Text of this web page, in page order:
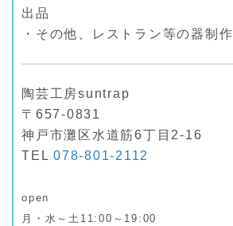
出品
・その他、レストラン等の器制作
陶芸工房suntrap
〒657-0831
神戸市灘区水道筋6丁目2-16
TEL078-801-2112
open
月・水～土11:00～19:00